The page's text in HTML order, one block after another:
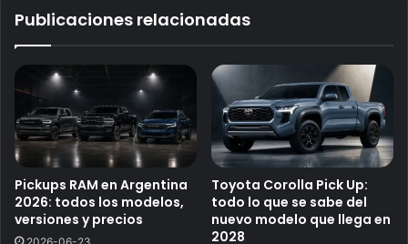
b
Publicaciones relacionadas
Pickups RAM en Argentina
2026: todos los modelos,
versiones y precios
Toyota Corolla Pick Up:
todo lo que se sabe del
nuevo modelo que llega en
2028